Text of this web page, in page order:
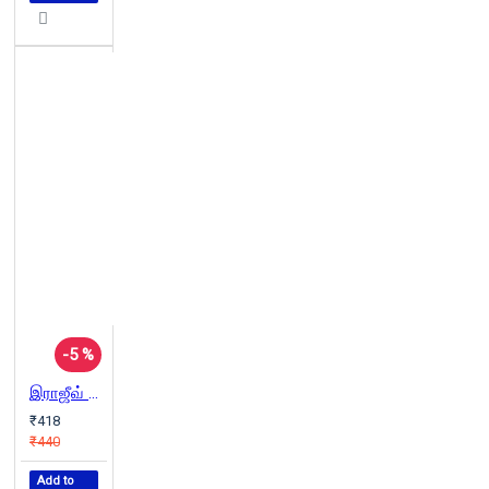
-5 %
இராஜீவ் கொலை - டாப் சீக்ரெட்
₹418
₹440
Add to